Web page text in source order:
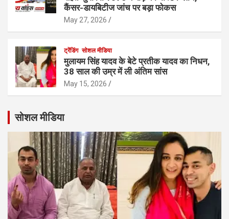
कैंसर-डायबिटीज जांच पर बड़ा फोकस
May 27, 2026
ट्रेंडिंग सोशल मीडिया
मुलायम सिंह यादव के बेटे प्रतीक यादव का निधन,
38 साल की उम्र में ली अंतिम सांस
May 15, 2026
सोशल मीडिया